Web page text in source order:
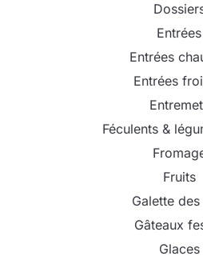
Entrées
Entrées
Entrées
Féculents &
Fruits
Galette
Gâteaux
Glaces